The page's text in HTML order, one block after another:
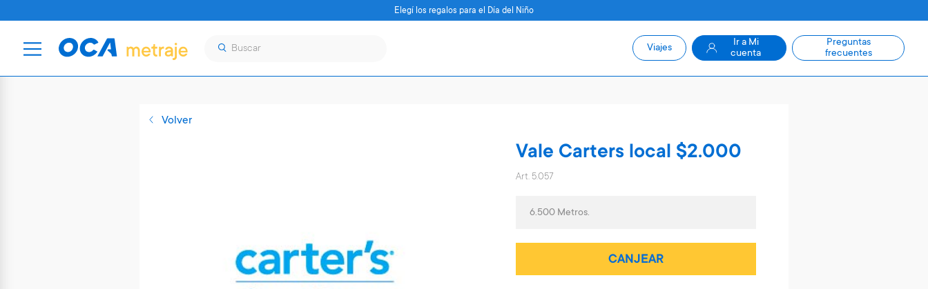
Volver
Vale Carters local $2.000
Art. 5.057
6.500 Metros.
CANJEAR
Elegí los regalos para el Día del Niño
Viajes
Ir a Mi
cuenta
Preguntas
frecuentes